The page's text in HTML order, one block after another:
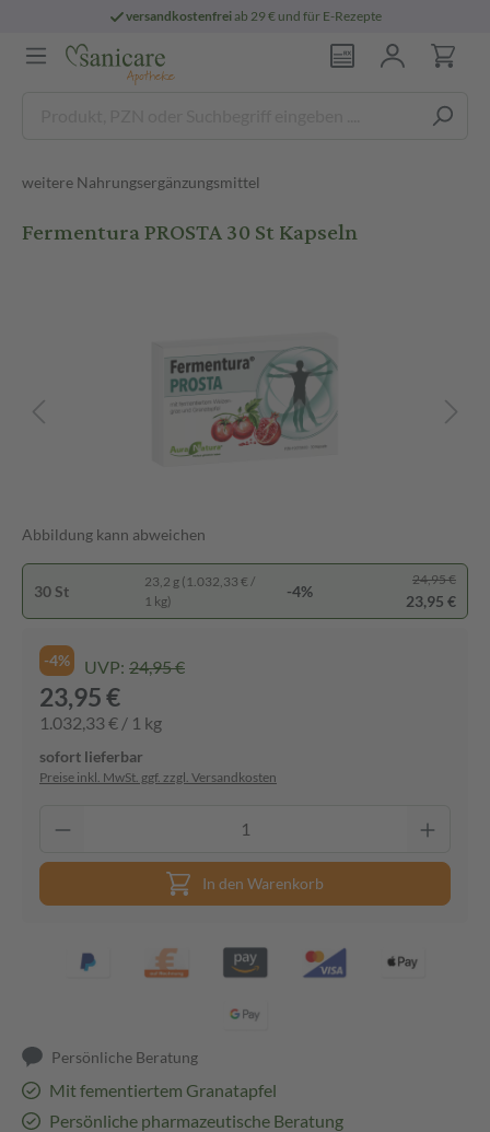
versandkostenfreiab 29 € und für E-Rezepte
weitere Nahrungsergänzungsmittel
Fermentura PROSTA 30 St Kapseln
Abbildung kann abweichen
30 St
23,2 g (1.032,33 € /
1 kg)
-4%
24,95 €
23,95 €
-4% UVP: 24,95 €
23,95 €
1.032,33 € / 1 kg
sofort lieferbar
Preise inkl. MwSt. ggf. zzgl. Versandkosten
In den Warenkorb
Persönliche Beratung
Mit fementiertem Granatapfel
Persönliche pharmazeutische Beratung